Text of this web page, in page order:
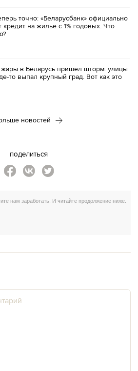
точно: «Беларусбанк» официально
кредит на жилье с 1% годовых. Что
в Беларусь пришел шторм: улицы
то выпал крупный град. Вот как это
новостей
поделиться